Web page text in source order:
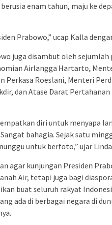
enam tahun, maju ke
Prabowo,” ucap Kalla
juga disambut oleh
Airlangga Hartarto,
Perkasa Roeslani, Menteri
dan Atase Darat Pertahanan
diri untuk menyapa
bahagia. Sejak satu
untuk berfoto,” ujar Linda
agar kunjungan Presiden
Air, tetapi juga bagi
buat seluruh rakyat
ada di berbagai negara di